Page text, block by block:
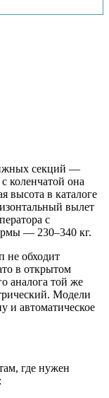
секций —
коленчатой она
высота в каталоге
вылет
с
— 230–340 кг.
не обходит
в открытом
аналога той же
Модели
и автоматическое
где нужен